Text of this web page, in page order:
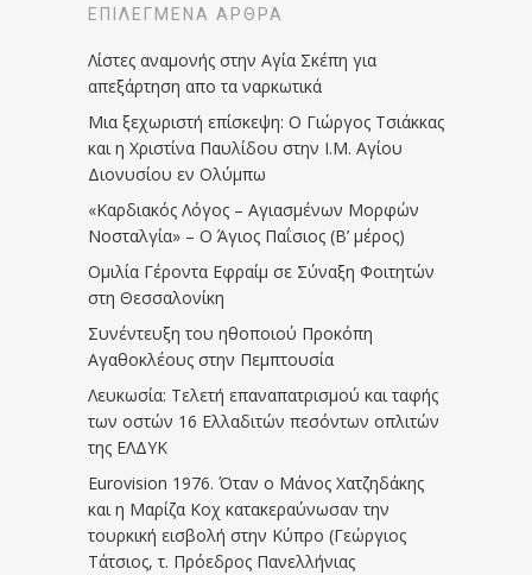
ΕΠΙΛΕΓΜΈΝΑ ΆΡΘΡΑ
Λίστες αναμονής στην Αγία Σκέπη για
απεξάρτηση απο τα ναρκωτικά
Μια ξεχωριστή επίσκεψη: Ο Γιώργος Τσιάκκας
και η Χριστίνα Παυλίδου στην Ι.Μ. Αγίου
Διονυσίου εν Ολύμπω
«Καρδιακός Λόγος – Αγιασμένων Μορφών
Νοσταλγία» – Ο Άγιος Παΐσιος (Β’ μέρος)
Ομιλία Γέροντα Εφραίμ σε Σύναξη Φοιτητών
στη Θεσσαλονίκη
Συνέντευξη του ηθοποιού Προκόπη
Αγαθοκλέους στην Πεμπτουσία
Λευκωσία: Τελετή επαναπατρισμού και ταφής
των οστών 16 Ελλαδιτών πεσόντων οπλιτών
της ΕΛΔΥΚ
Eurovision 1976. Όταν ο Μάνος Χατζηδάκης
και η Μαρίζα Κοχ κατακεραύνωσαν την
τουρκική εισβολή στην Κύπρο (Γεώργιος
Τάτσιος, τ. Πρόεδρος Πανελλήνιας